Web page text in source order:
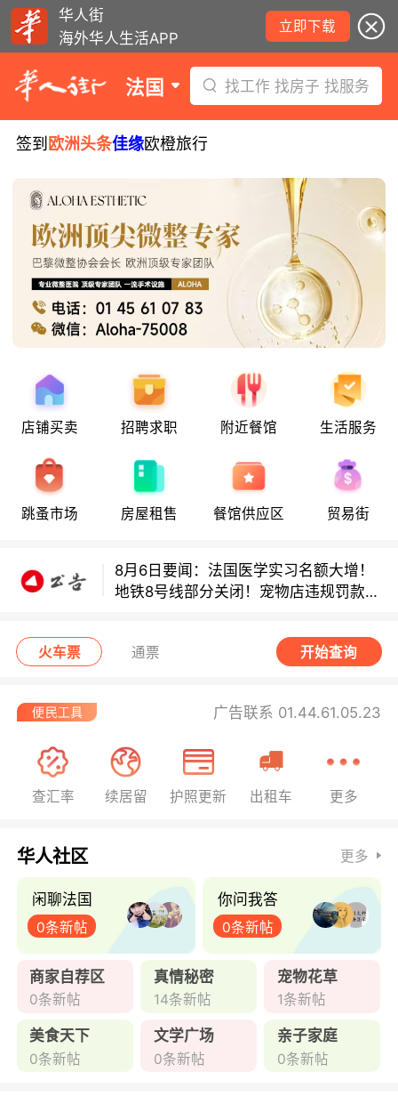
华人街
海外华人生活APP
立即下载
法国 找工作 找房子 找服务
签到 欧洲头条佳缘欧橙旅行
店铺买卖 招聘求职 附近餐馆 生活服务
跳蚤市场 房屋租售 餐馆供应区 贸易街
8月6日要闻：法国医学实习名额大增！
地铁8号线部分关闭！宠物店违规罚款出
炉！
巴黎地铁音乐家海选启动！
8月6日要闻：法国医学实习名额大增！
地铁8号线部分关闭！宠物店违规罚款出
巴黎地铁音乐家海选启动！
火车票 通票 开始查询
广告联系 01.44.61.05.23
查汇率 续居留 护照更新 出租车 更多
华人社区 更多
闲聊法国
0条新帖
你问我答
0条新帖
商家自荐区
0条新帖
真情秘密
14条新帖
宠物花草
1条新帖
美食天下
0条新帖
文学广场
0条新帖
亲子家庭
0条新帖